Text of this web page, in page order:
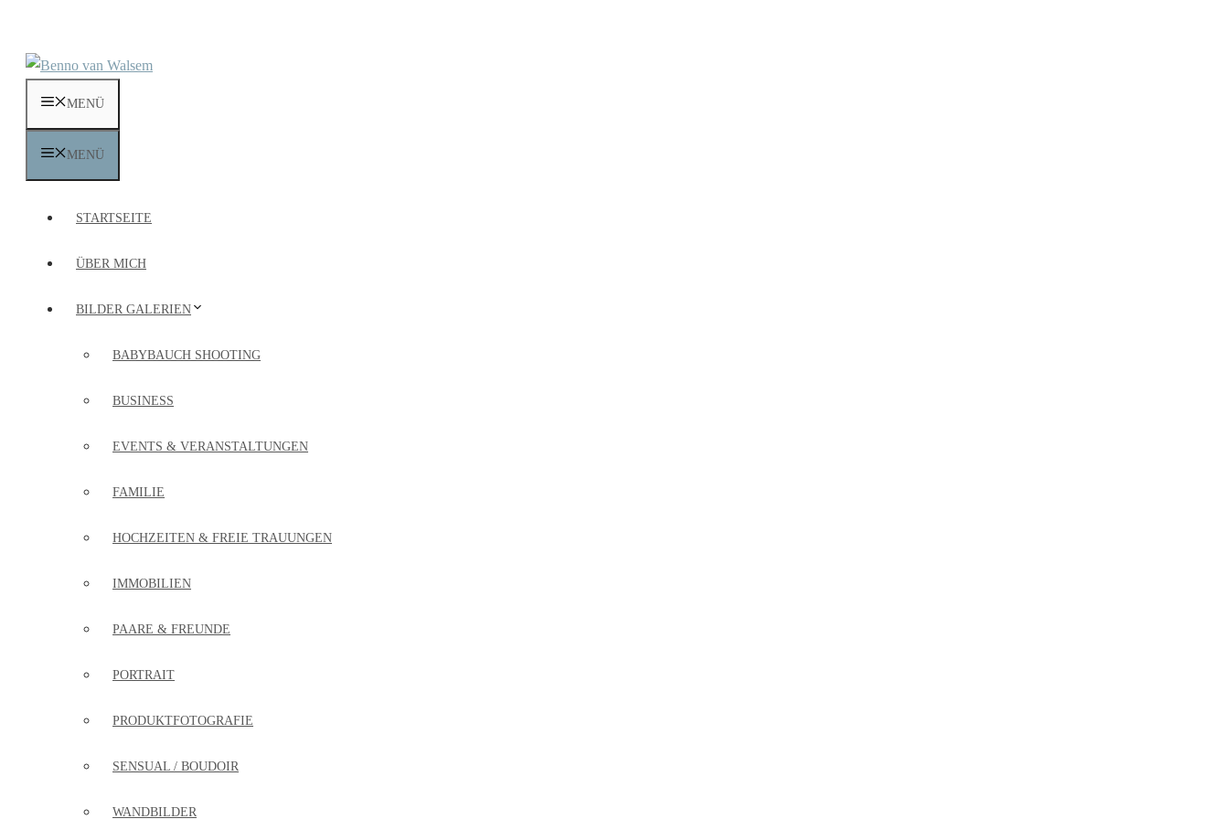
springen
MENÜ
MENÜ
STARTSEITE
ÜBER MICH
BILDER GALERIEN
BABYBAUCH SHOOTING
BUSINESS
EVENTS & VERANSTALTUNGEN
FAMILIE
HOCHZEITEN & FREIE TRAUUNGEN
IMMOBILIEN
PAARE & FREUNDE
PORTRAIT
PRODUKTFOTOGRAFIE
SENSUAL / BOUDOIR
WANDBILDER